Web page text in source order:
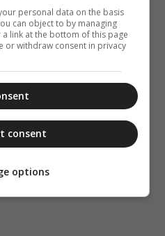
personal data on the basis
can object to by managing
link at the bottom of this page
or withdraw consent in privacy
consent
options